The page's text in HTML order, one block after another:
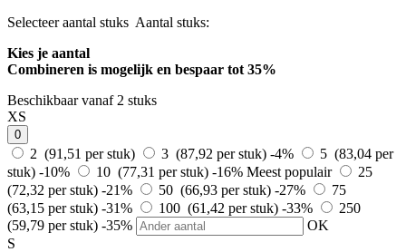
Selecteer aantal stuks Aantal stuks:
Kies je aantal
Combineren is mogelijk en bespaar tot 35%
Beschikbaar vanaf 2 stuks
XS
0
2 (91,51 per stuk) 3 (87,92 per stuk) -4%
5 (83,04 per
stuk) -10% 10 (77,31 per stuk) -16% Meest populair
25
(72,32 per stuk) -21% 50 (66,93 per stuk) -27%
75
(63,15 per stuk) -31% 100 (61,42 per stuk) -33%
250
(59,79 per stuk) -35%
OK
S